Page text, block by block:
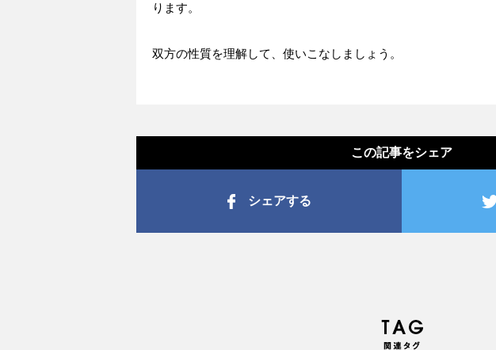
ります。
双方の性質を理解して、使いこなしましょう。
この記事をシェア
シェアする